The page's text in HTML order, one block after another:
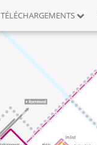
TÉLÉCHARGEMENTS